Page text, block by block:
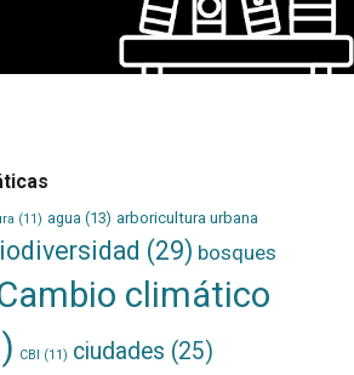
(11) agua (13) arboricultura urbana
(29) bosques
climático
CBI (11) ciudades (25)